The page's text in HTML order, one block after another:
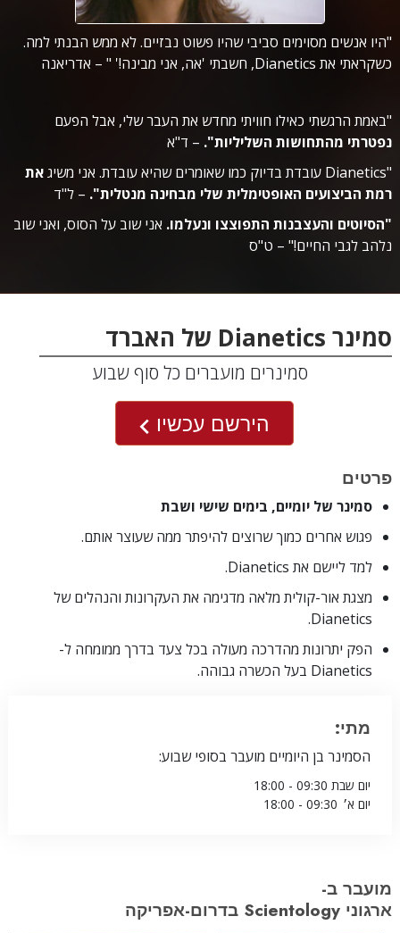
"היו אנשים מסוימים סביבי שהיו פשוט נבזיים. לא ממש הבנתי למה.
כשקראתי את Dianetics, חשבתי 'אה, אני מבינה!' "
– אדריאנה
"באמת הרגשתי כאילו חוויתי מחדש את העבר שלי, אבל הפעם
נפטרתי מהתחושות השליליות". – ד"א
"Dianetics עובדת בדיוק כמו שאומרים שהיא עובדת. אני משיג
את
רמת הביצועים האופטימלית שלי מבחינה מנטלית". – ל"ד
"הסיוטים והעצבנות התפוצצו ונעלמו. אני שוב על הסוס, ואני שוב
נלהב לגבי החיים!" – ט"ס
סמינר Dianetics של האברד
סמינרים מועברים כל סוף שבוע
הירשם עכשיו
פרטים
סמינר של יומיים, בימים שישי ושבת
פגוש אחרים כמוך שרוצים להיפתר ממה שעוצר אותם.
למד ליישם את Dianetics.
מצגת אור-קולית מלאה מדגימה את העקרונות והנהלים של
Dianetics.
הפק יתרונות מהדרכה מעולה בכל צעד בדרך ממומחה ל-
Dianetics בעל הכשרה גבוהה.
מתי:
הסמינר בן היומיים מועבר בסופי שבוע:
יום שבת 09:30 - 18:00
יום א׳ 09:30 - 18:00
מועבר ב-
ארגוני Scientology בדרום-אפריקה